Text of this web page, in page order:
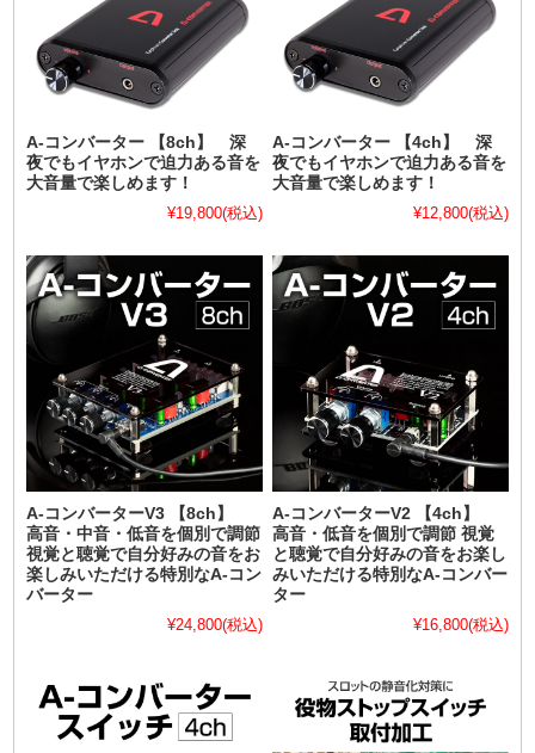
A-コンバーター 【8ch】 深
夜でもイヤホンで迫力ある音を
大音量で楽しめます！
¥19,800(税込)
A-コンバーター 【4ch】 深
夜でもイヤホンで迫力ある音を
大音量で楽しめます！
¥12,800(税込)
A-コンバーターV3 【8ch】
高音・中音・低音を個別で調節
視覚と聴覚で自分好みの音をお
楽しみいただける特別なA-コン
バーター
¥24,800(税込)
A-コンバーターV2 【4ch】
高音・低音を個別で調節 視覚
と聴覚で自分好みの音をお楽し
みいただける特別なA-コンバー
ター
¥16,800(税込)